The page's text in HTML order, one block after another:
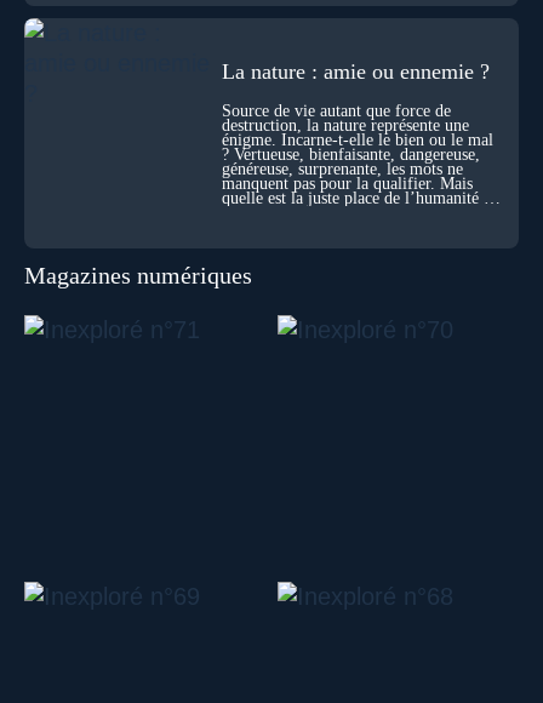
La nature : amie ou ennemie ?
Source de vie autant que force de
destruction, la nature représente une
énigme. Incarne-t-elle le bien ou le mal
? Vertueuse, bienfaisante, dangereuse,
généreuse, surprenante, les mots ne
manquent pas pour la qualifier. Mais
quelle est la juste place de l’humanité au
Magazines numériques